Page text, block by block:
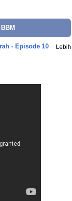
BBM
- Episode 10 Lebih